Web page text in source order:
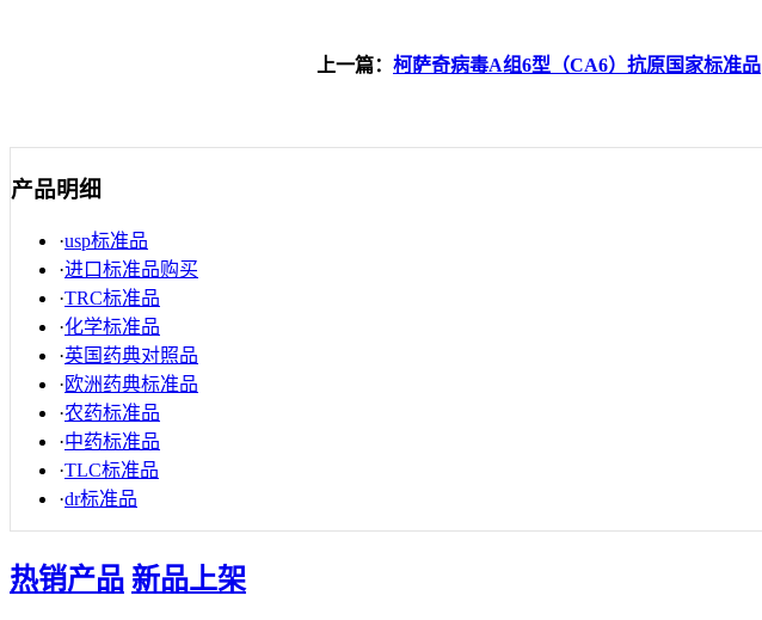
上一篇： 柯萨奇病毒A组6型（CA6）抗原国家标准品
产品明细
·usp标准品
·进口标准品购买
·TRC标准品
·化学标准品
·英国药典对照品
·欧洲药典标准品
·农药标准品
·中药标准品
·TLC标准品
·dr标准品
热销产品 新品上架